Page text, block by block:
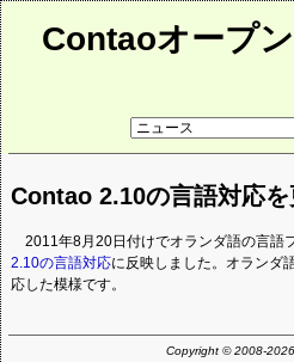
Contaoオープ
リ
ペ
ー
Contao 2.10の言語対応
2011年8月20日付けでオランダ語の言語
2.10の言語対応に反映しました。オランダ
応した模様です。
Copyright © 2008-